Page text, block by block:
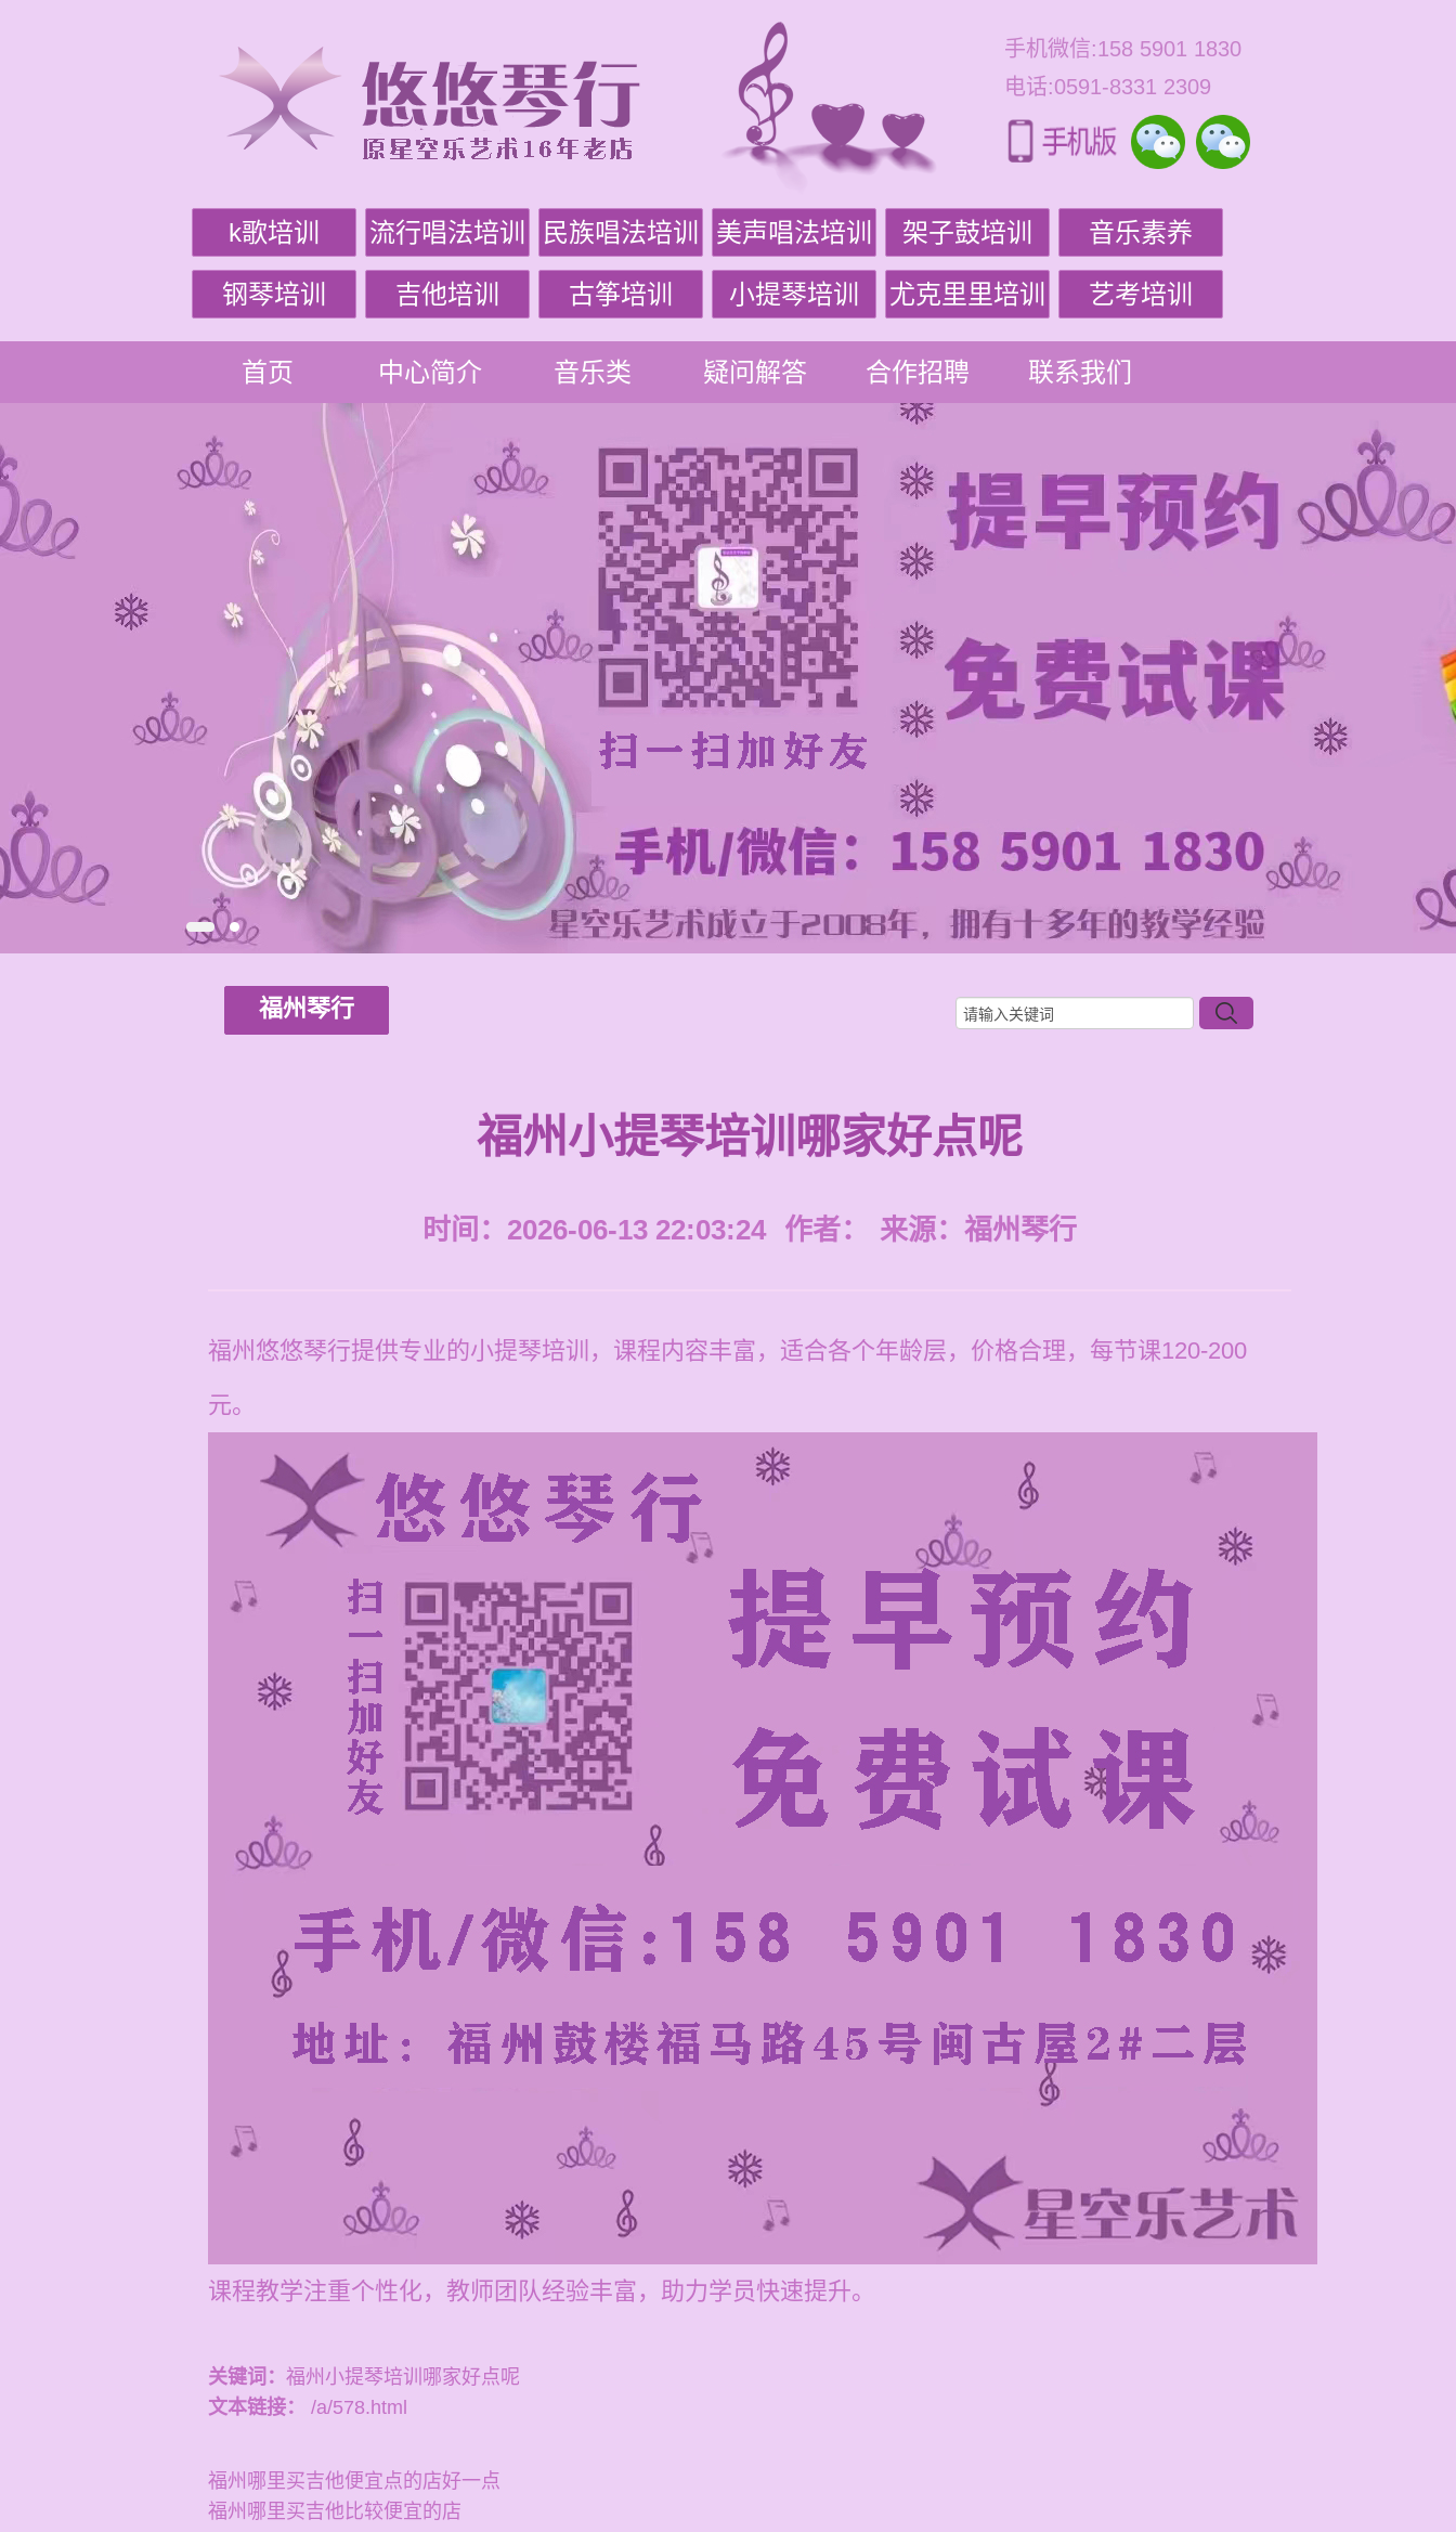
手机微信:158 5901 1830
电话:0591-8331 2309
k歌培训 流行唱法培训 民族唱法培训 美声唱法培训 架子鼓培训 音乐素养
钢琴培训 吉他培训 古筝培训 小提琴培训 尤克里里培训 艺考培训
首页 中心简介 音乐类 疑问解答 合作招聘 联系我们
福州琴行
福州小提琴培训哪家好点呢
时间：2026-06-13 22:03:24 作者： 来源： 福州琴行
福州悠悠琴行提供专业的小提琴培训，课程内容丰富，适合各个年龄层，价格合理，每节课120-200
元。
课程教学注重个性化，教师团队经验丰富，助力学员快速提升。
关键词： 福州小提琴培训哪家好点呢
文本链接：
/a/578.html
福州哪里买吉他便宜点的店好一点
福州哪里买吉他比较便宜的店